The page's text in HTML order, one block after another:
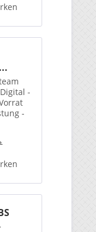
-
-